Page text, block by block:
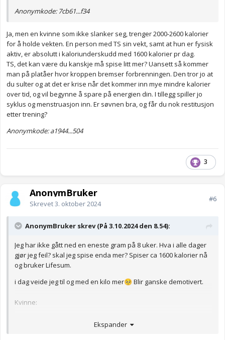
Anonymkode: 7cb61...f34
Ja, men en kvinne som ikke slanker seg, trenger 2000-2600 kalorier
for å holde vekten. En person med TS sin vekt, samt at hun er fysisk
aktiv, er absolutt i kaloriunderskudd med 1600 kalorier pr dag.
TS, det kan være du kanskje må spise litt mer? Uansett så kommer
man på platåer hvor kroppen bremser forbrenningen. Den tror jo at
du sulter og at det er krise når det kommer inn mye mindre kalorier
over tid, og vil begynne å spare på energien din. I tillegg spiller jo
syklus og menstruasjon inn. Er søvnen bra, og får du nok restitusjon
etter trening?
Anonymkode: a1944...504
3
AnonymBruker
Skrevet3. oktober 2024
#6
AnonymBruker skrev (På 3.10.2024 den 8.54):
Jeg har ikke gått ned en eneste gram på 8 uker. Hva i alle dager
gjør jeg feil? skal jeg spise enda mer? Spiser ca 1600 kalorier nå
og bruker Lifesum.
i dag veide jeg til og med en kilo mer🥺 Blir ganske demotivert.
Kvinne:
Ekspander